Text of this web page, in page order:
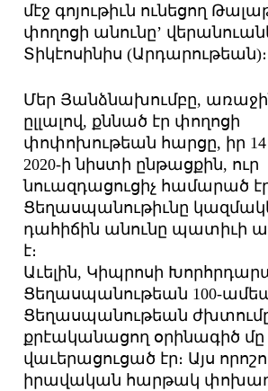
մէջ գոյութիւն ունեցող
փողոցի անունը’
Տիկէոսինիս (Արդարութեան)։
Մեր Յանձնախումբը,
ըլլալով, քննած էր փողոցի
փոփոխութեան հարցը, իր 14
2020-ի նիստի ընթացքին, ուր
նուազդացուցիչ համարած
Ցեղասպանութիւնը
դահիճին անունը պատիւի
է։
Աւելին, Կիպրոսի
Ցեղասպանութեան 100-
Ցեղասպանութեան
քրէականացող օրինագիծ մը
վաւերացուցած էր։ Այս
իրավական հարթակ